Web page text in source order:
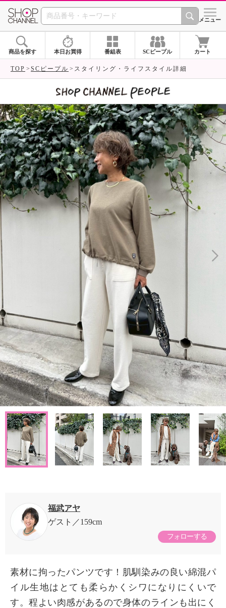
SHOP CHANNEL シメニュー
商品を探す 本日お買得 番組表 SCピープル カート
TOP SCピープル スタイリング・ライフスタイル詳細
福武アヤ
ゲスト
159cm
フォローする
素材に拘ったパンツです！肌馴染みの良い綿混パ
イル生地はとても柔らかくシワになりにくいで
す。程よい肉感があるので身体のラインも出にく